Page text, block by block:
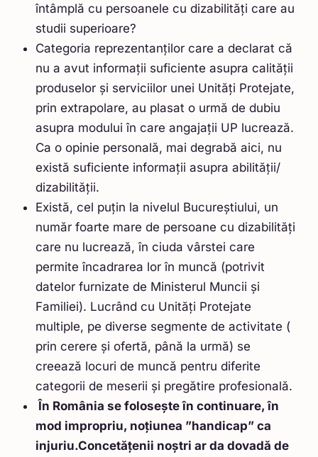
întâmplă cu persoanele cu dizabilități care au
studii superioare?
Categoria reprezentanților care a declarat că
nu a avut informații suficiente asupra calității
produselor și serviciilor unei Unități Protejate,
prin extrapolare, au plasat o urmă de dubiu
asupra modului în care angajații UP lucrează.
Ca o opinie personală, mai degrabă aici, nu
există suficiente informații asupra abilității/
dizabilității.
Există, cel puțin la nivelul Bucureștiului, un
număr foarte mare de persoane cu dizabilități
care nu lucrează, în ciuda vârstei care
permite încadrarea lor în muncă (potrivit
datelor furnizate de Ministerul Muncii și
Familiei). Lucrând cu Unități Protejate
multiple, pe diverse segmente de activitate (
prin cerere și ofertă, până la urmă) se
creează locuri de muncă pentru diferite
categorii de meserii și pregătire profesională.
În România se folosește în continuare, în
mod impropriu, noțiunea ”handicap” ca
injuriu.Concetățenii noștri ar da dovadă de